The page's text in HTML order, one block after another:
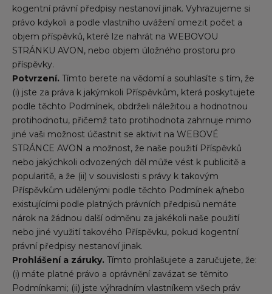
kogentní právní předpisy nestanoví jinak. Vyhrazujeme si
právo kdykoli a podle vlastního uvážení omezit počet a
objem příspěvků, které lze nahrát na WEBOVOU
STRÁNKU AVON, nebo objem úložného prostoru pro
příspěvky.
Potvrzení. Tímto berete na vědomí a souhlasíte s tím, že
(i) jste za práva k jakýmkoli Příspěvkům, která poskytujete
podle těchto Podmínek, obdrželi náležitou a hodnotnou
protihodnotu, přičemž tato protihodnota zahrnuje mimo
jiné vaši možnost účastnit se aktivit na WEBOVÉ
STRÁNCE AVON a možnost, že naše použití Příspěvků
nebo jakýchkoli odvozených děl může vést k publicitě a
popularitě, a že (ii) v souvislosti s právy k takovým
Příspěvkům udělenými podle těchto Podmínek a/nebo
existujícími podle platných právních předpisů nemáte
nárok na žádnou další odměnu za jakékoli naše použití
nebo jiné využití takového Příspěvku, pokud kogentní
právní předpisy nestanoví jinak.
Prohlášení a záruky. Tímto prohlašujete a zaručujete, že:
(i) máte platné právo a oprávnění zavázat se těmito
Podmínkami; (ii) jste výhradním vlastníkem všech práv